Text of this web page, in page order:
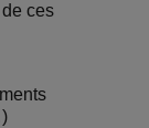
ces